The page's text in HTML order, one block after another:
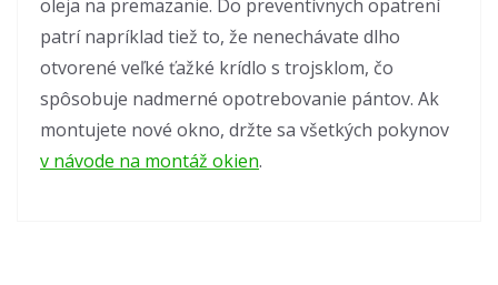
oleja na premazanie. Do preventívnych opatrení
patrí napríklad tiež to, že nenechávate dlho
otvorené veľké ťažké krídlo s trojsklom, čo
spôsobuje nadmerné opotrebovanie pántov. Ak
montujete nové okno, držte sa všetkých pokynov
v návode na montáž okien.